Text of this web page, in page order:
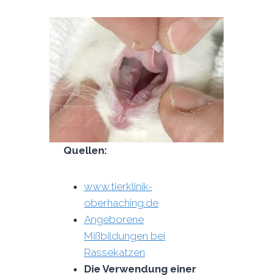
Quellen:
www.tierklinik-
oberhaching.de
Angeborene
Mißbildungen bei
Rassekatzen
Die Verwendung einer